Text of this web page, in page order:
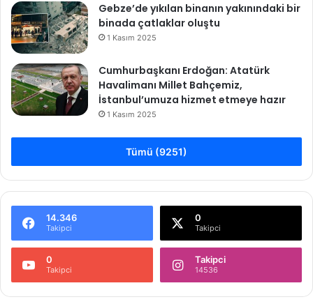
Gebze’de yıkılan binanın yakınındaki bir
binada çatlaklar oluştu
1 Kasım 2025
Cumhurbaşkanı Erdoğan: Atatürk
Havalimanı Millet Bahçemiz,
İstanbul’umuza hizmet etmeye hazır
1 Kasım 2025
Tümü (9251)
14.346
Takipci
0
Takipci
0
Takipci
Takipci
14536